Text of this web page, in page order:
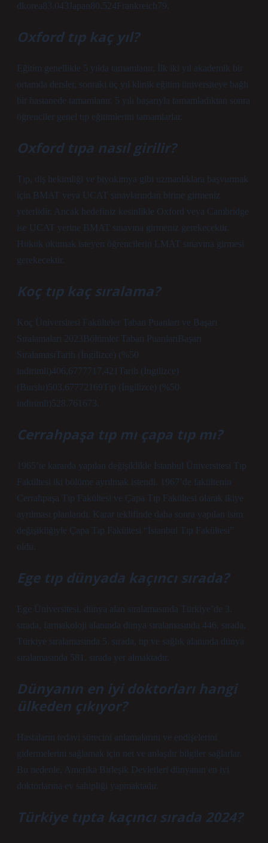
dkorea83.043Japan80.524Frankreich79.
Oxford tıp kaç yıl?
Eğitim genellikle 5 yılda tamamlanır. İlk iki yıl akademik bir
ortamda dersler, sonraki üç yıl klinik eğitim üniversiteye bağlı
bir hastanede tamamlanır. 5 yılı başarıyla tamamladıktan sonra
öğrenciler genel tıp eğitimlerini tamamlarlar.
Oxford tıpa nasıl girilir?
Tıp, diş hekimliği ve biyokimya gibi uzmanlıklara başvurmak
için BMAT veya UCAT sınavlarından birine girmeniz
yeterlidir. Ancak hedefiniz kesinlikle Oxford veya Cambridge
ise UCAT yerine BMAT sınavına girmeniz gerekecektir.
Hukuk okumak isteyen öğrencilerin LMAT sınavına girmesi
gerekecektir.
Koç tıp kaç sıralama?
Koç Üniversitesi Fakülteler Taban Puanları ve Başarı
Sıralamaları 2023Bölümler Taban PuanlarıBaşarı
SıralamasıTarih (İngilizce) (%50
indirimli)406,6777717,421Tarih (İngilizce)
(Burslu)503,67772169Tıp (İngilizce) (%50
indirimli)528,761673.
Cerrahpaşa tıp mı çapa tıp mı?
1965’te kararda yapılan değişiklikle İstanbul Üniversitesi Tıp
Fakültesi iki bölüme ayrılmak istendi. 1967’de fakültenin
Cerrahpaşa Tıp Fakültesi ve Çapa Tıp Fakültesi olarak ikiye
ayrılması planlandı. Karar teklifinde daha sonra yapılan isim
değişikliğiyle Çapa Tıp Fakültesi “İstanbul Tıp Fakültesi”
oldu.
Ege tıp dünyada kaçıncı sırada?
Ege Üniversitesi, dünya alan sıralamasında Türkiye’de 3.
sırada, farmakoloji alanında dünya sıralamasında 446. sırada,
Türkiye sıralamasında 5. sırada, tıp ve sağlık alanında dünya
sıralamasında 581. sırada yer almaktadır.
Dünyanın en iyi doktorları hangi
ülkeden çıkıyor?
Hastaların tedavi sürecini anlamalarını ve endişelerini
gidermelerini sağlamak için net ve anlaşılır bilgiler sağlarlar.
Bu nedenle, Amerika Birleşik Devletleri dünyanın en iyi
doktorlarına ev sahipliği yapmaktadır.
Türkiye tıpta kaçıncı sırada 2024?